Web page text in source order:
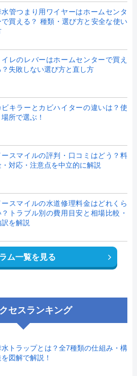
水管つまり用ワイヤーはホームセンタ
で買える？ 種類・選び方と安全な使い
イレのレバーはホームセンターで買え
？失敗しない選び方と直し方
ビキラーとカビハイターの違いは？使
場所で選ぶ！
ースマイルの評判・口コミはどう？料
・対応・注意点を中立的に解説
ースマイルの水道修理料金はどれくら
？トラブル別の費用目安と相場比較・
訳を解説
ム一覧を見る
セスランキング
水トラップとは？全7種類の仕組み・構
図解で解説！